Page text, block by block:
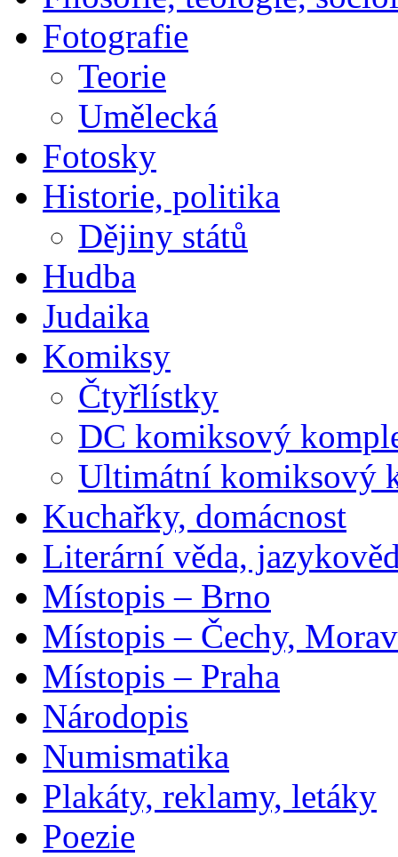
Fotografie
Teorie
Umělecká
Fotosky
Historie, politika
Dějiny států
Hudba
Judaika
Komiksy
Čtyřlístky
DC komiksový
Ultimátní komiksový
Kuchařky, domácnost
Literární věda,
Místopis – Brno
Místopis – Čechy,
Místopis – Praha
Národopis
Numismatika
Plakáty, reklamy, letáky
Poezie